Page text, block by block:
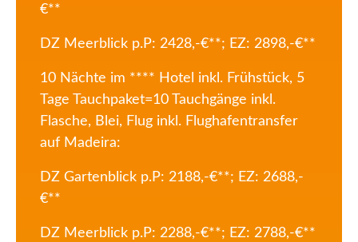
€**
DZ Meerblick p.P: 2428,-€**; EZ: 2898,-€**
10 Nächte im **** Hotel inkl. Frühstück, 5
Tage Tauchpaket=10 Tauchgänge inkl.
Flasche, Blei, Flug inkl. Flughafentransfer
auf Madeira:
DZ Gartenblick p.P: 2188,-€**; EZ: 2688,-
€**
DZ Meerblick p.P: 2288,-€**; EZ: 2788,-€**